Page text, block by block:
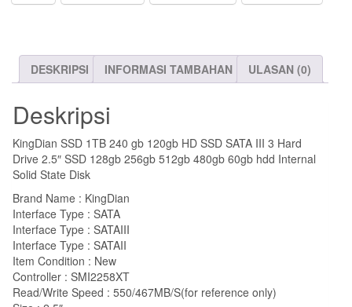
480gb
DESKRIPSI INFORMASI TAMBAHAN ULASAN (0)
Deskripsi
KingDian SSD 1TB 240 gb 120gb HD SSD SATA III 3 Hard
Drive 2.5″ SSD 128gb 256gb 512gb 480gb 60gb hdd Internal
Solid State Disk
Brand Name : KingDian
Interface Type : SATA
Interface Type : SATAIII
Interface Type : SATAII
Item Condition : New
Controller : SMI2258XT
Read/Write Speed : 550/467MB/S(for reference only)